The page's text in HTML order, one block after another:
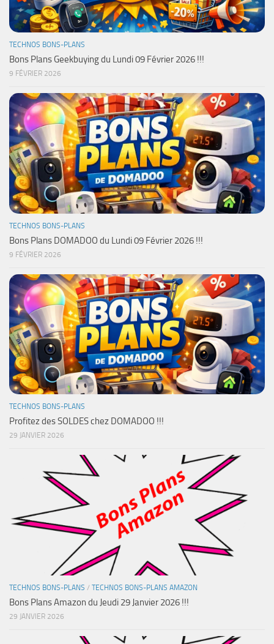
TECHNOS BONS-PLANS
Bons Plans Geekbuying du Lundi 09 Février 2026 !!!
9 FÉVRIER 2026
TECHNOS BONS-PLANS
Bons Plans DOMADOO du Lundi 09 Février 2026 !!!
9 FÉVRIER 2026
TECHNOS BONS-PLANS
Profitez des SOLDES chez DOMADOO !!!
29 JANVIER 2026
TECHNOS BONS-PLANS / TECHNOS BONS-PLANS AMAZON
Bons Plans Amazon du Jeudi 29 Janvier 2026 !!!
29 JANVIER 2026